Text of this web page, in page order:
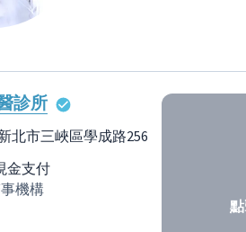
診所
北市三峽區學成路256
金支付
機構